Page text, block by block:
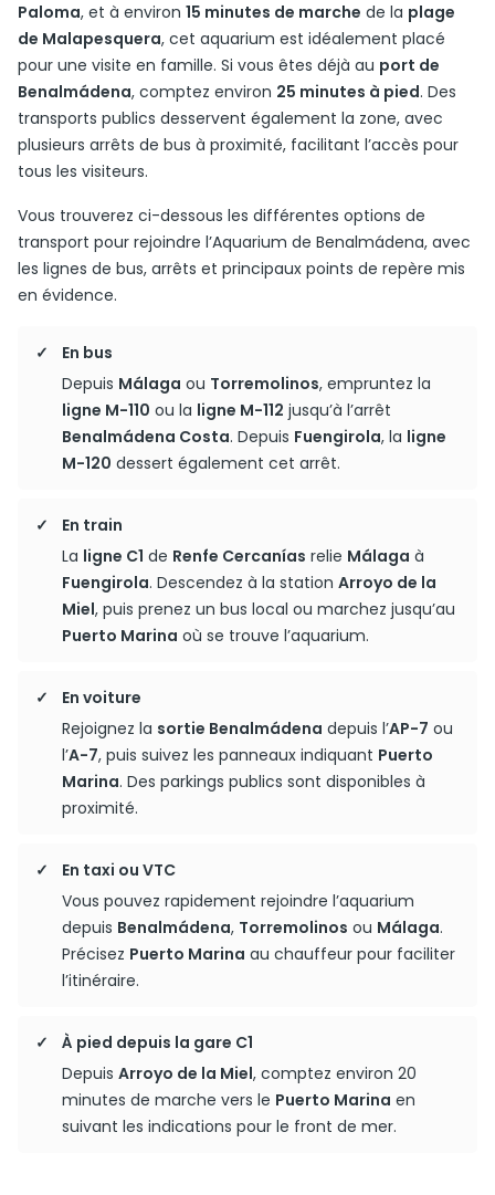
Paloma, et à environ 15 minutes de marche de la plage
de Malapesquera, cet aquarium est idéalement placé
pour une visite en famille. Si vous êtes déjà au port de
Benalmádena, comptez environ 25 minutes à pied. Des
transports publics desservent également la zone, avec
plusieurs arrêts de bus à proximité, facilitant l’accès pour
tous les visiteurs.
Vous trouverez ci-dessous les différentes options de
transport pour rejoindre l’Aquarium de Benalmádena, avec
les lignes de bus, arrêts et principaux points de repère mis
en évidence.
En bus
Depuis Málaga ou Torremolinos, empruntez la
ligne M-110 ou la ligne M-112 jusqu’à l’arrêt
Benalmádena Costa. Depuis Fuengirola, la ligne
M-120 dessert également cet arrêt.
En train
La ligne C1 de Renfe Cercanías relie Málaga à
Fuengirola. Descendez à la station Arroyo de la
Miel, puis prenez un bus local ou marchez jusqu’au
Puerto Marina où se trouve l’aquarium.
En voiture
Rejoignez la sortie Benalmádena depuis l’AP-7 ou
l’A-7, puis suivez les panneaux indiquant Puerto
Marina. Des parkings publics sont disponibles à
proximité.
En taxi ou VTC
Vous pouvez rapidement rejoindre l’aquarium
depuis Benalmádena, Torremolinos ou Málaga.
Précisez Puerto Marina au chauffeur pour faciliter
l’itinéraire.
À pied depuis la gare C1
Depuis Arroyo de la Miel, comptez environ 20
minutes de marche vers le Puerto Marina en
suivant les indications pour le front de mer.